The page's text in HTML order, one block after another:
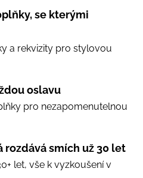
se kterými
a rekvizity pro stylovou
oslavu
pro nezapomenutelnou
rozdává smích už 30 let
let, vše k vyzkoušení v